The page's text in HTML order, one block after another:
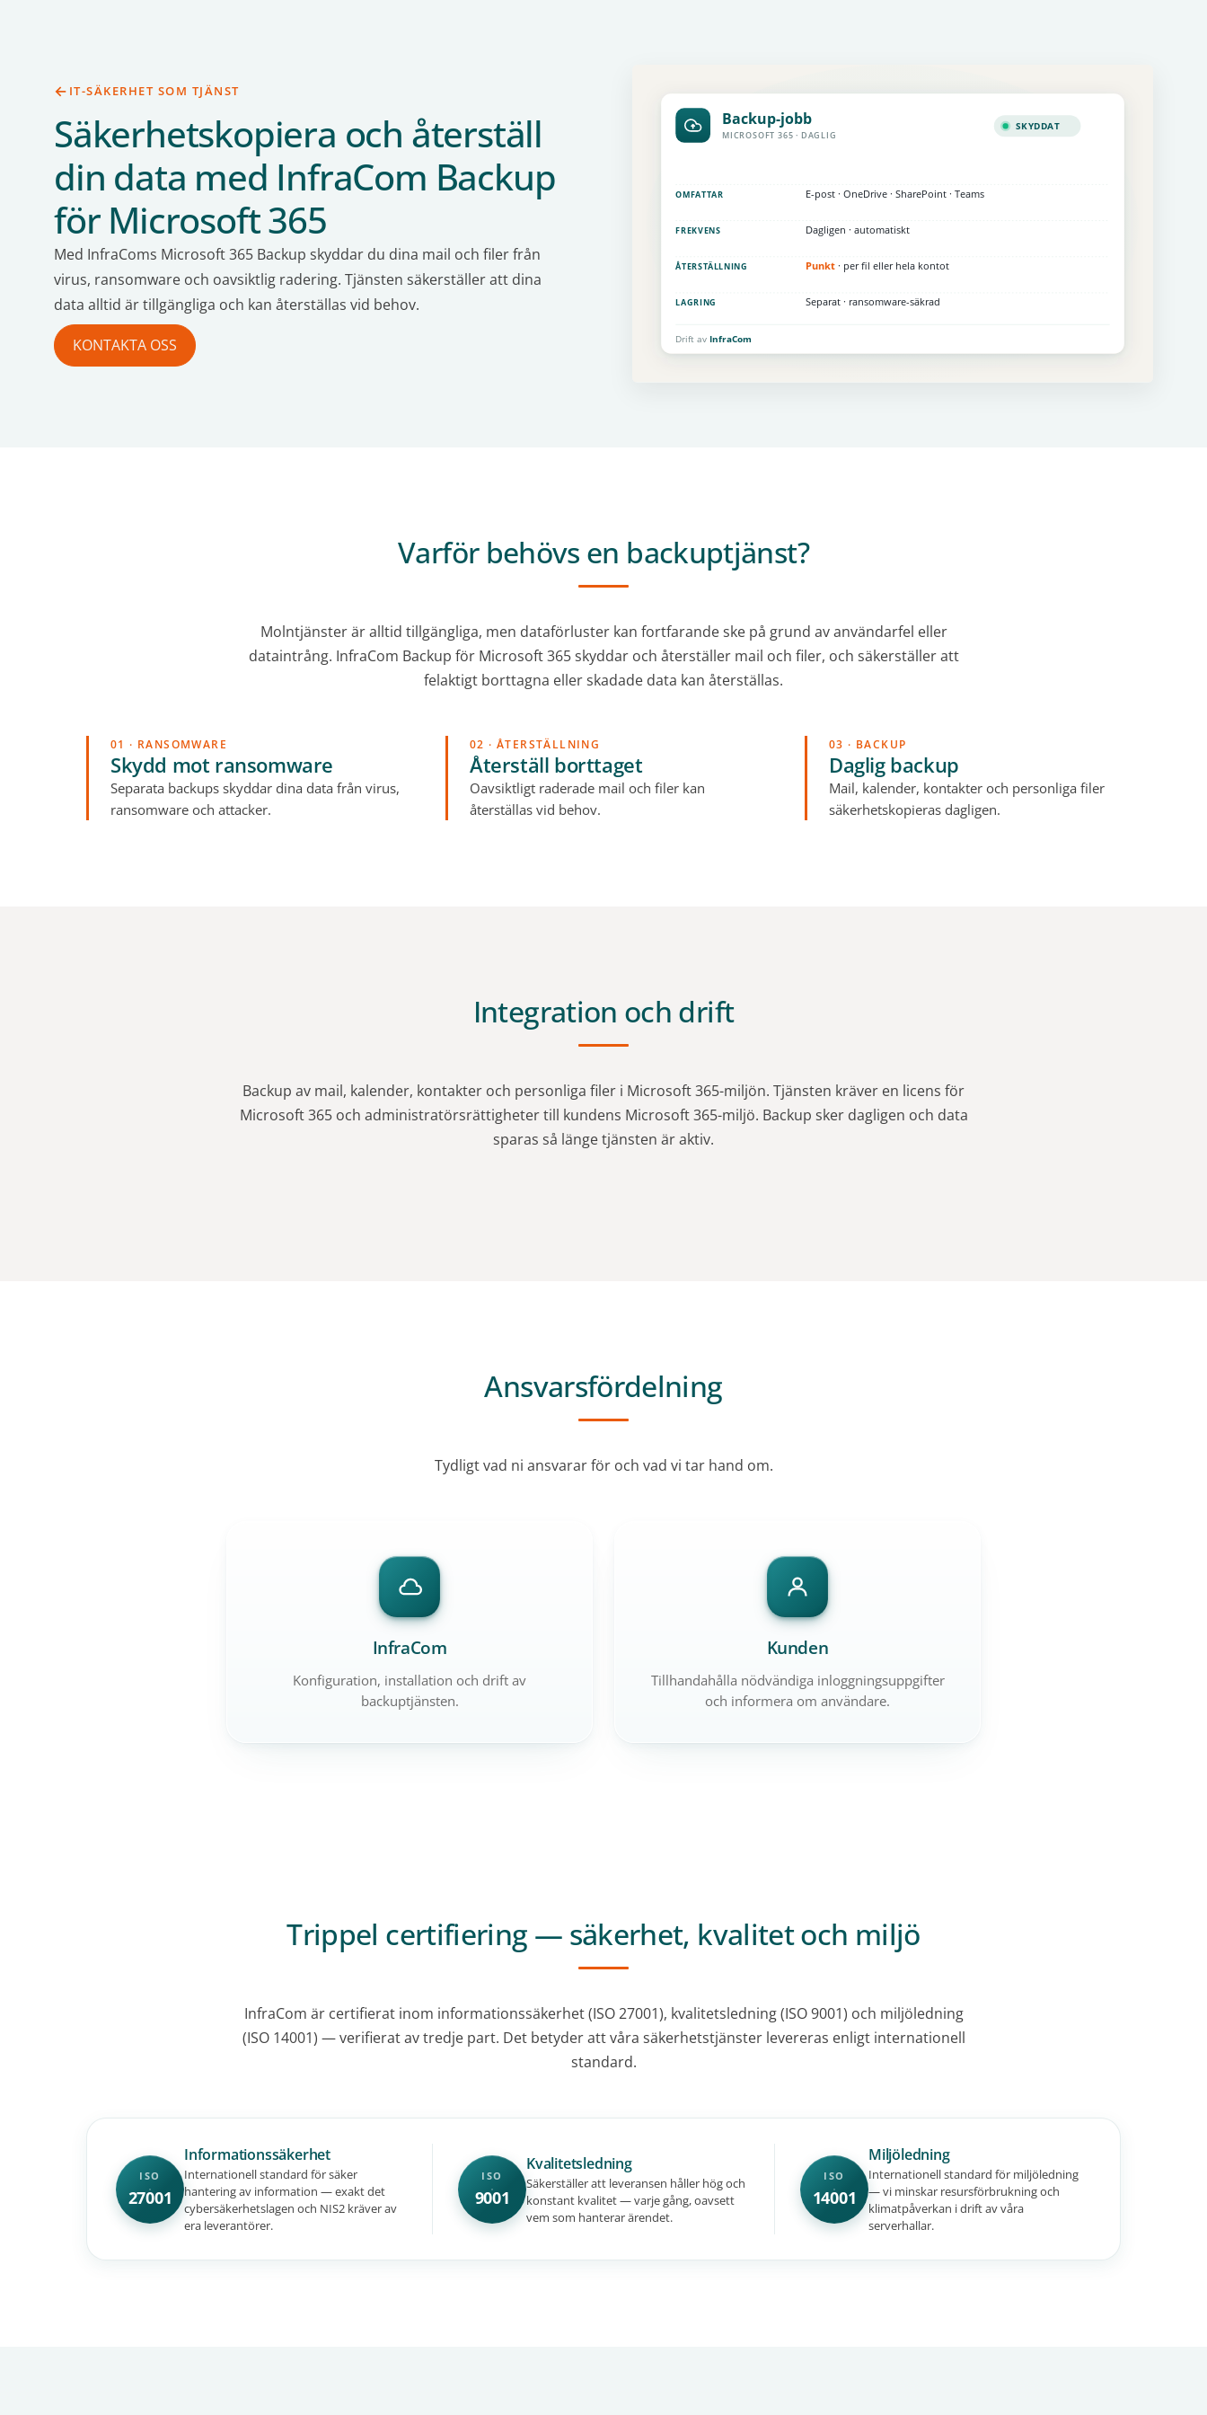
IT-SÄKERHET SOM TJÄNST
Säkerhetskopiera och återställ
din data med InfraCom Backup
för Microsoft 365
Med InfraComs Microsoft 365 Backup skyddar du dina mail och filer från
virus, ransomware och oavsiktlig radering. Tjänsten säkerställer att dina
data alltid är tillgängliga och kan återställas vid behov.
KONTAKTA OSS
Varför behövs en backuptjänst?
Molntjänster är alltid tillgängliga, men dataförluster kan fortfarande ske på grund av användarfel eller
dataintrång. InfraCom Backup för Microsoft 365 skyddar och återställer mail och filer, och säkerställer att
felaktigt borttagna eller skadade data kan återställas.
01 · RANSOMWARE
Skydd mot ransomware
Separata backups skyddar dina data från virus,
ransomware och attacker.
02 · ÅTERSTÄLLNING
Återställ borttaget
Oavsiktligt raderade mail och filer kan
återställas vid behov.
03 · BACKUP
Daglig backup
Mail, kalender, kontakter och personliga filer
säkerhetskopieras dagligen.
Integration och drift
Backup av mail, kalender, kontakter och personliga filer i Microsoft 365-miljön. Tjänsten kräver en licens för
Microsoft 365 och administratörsrättigheter till kundens Microsoft 365-miljö. Backup sker dagligen och data
sparas så länge tjänsten är aktiv.
Ansvarsfördelning
Tydligt vad ni ansvarar för och vad vi tar hand om.
InfraCom
Konfiguration, installation och drift av
backuptjänsten.
Kunden
Tillhandahålla nödvändiga inloggningsuppgifter
och informera om användare.
Trippel certifiering — säkerhet, kvalitet och miljö
InfraCom är certifierat inom informationssäkerhet (ISO 27001), kvalitetsledning (ISO 9001) och miljöledning
(ISO 14001) — verifierat av tredje part. Det betyder att våra säkerhetstjänster levereras enligt internationell
standard.
ISO
27001
Informationssäkerhet
Internationell standard för säker
hantering av information — exakt det
cybersäkerhetslagen och NIS2 kräver av
era leverantörer.
ISO
9001
Kvalitetsledning
Säkerställer att leveransen håller hög och
konstant kvalitet — varje gång, oavsett
vem som hanterar ärendet.
ISO
14001
Miljöledning
Internationell standard för miljöledning
— vi minskar resursförbrukning och
klimatpåverkan i drift av våra
serverhallar.